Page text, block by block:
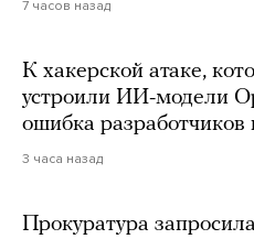
7 часов назад
К хакерской атаке,
устроили ИИ-модели
ошибка разработчиков
3 часа назад
Прокуратура